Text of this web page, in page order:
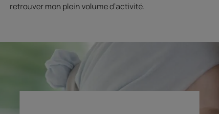
retrouver mon plein volume d’activité.